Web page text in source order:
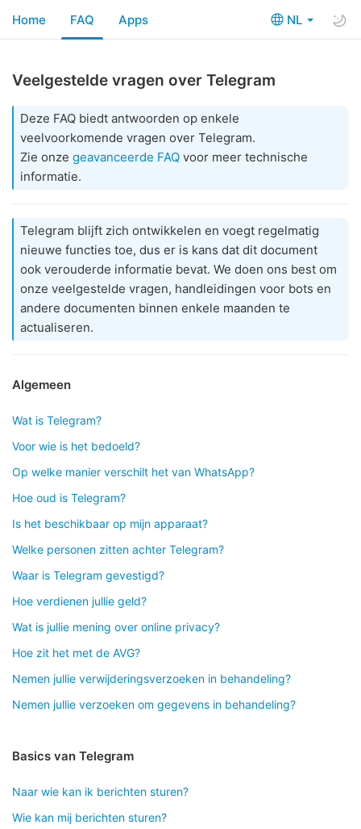
NL
Home FAQ Apps
Veelgestelde vragen over Telegram
Deze FAQ biedt antwoorden op enkele
veelvoorkomende vragen over Telegram.
Zie onze geavanceerde FAQ voor meer technische
informatie.
Telegram blijft zich ontwikkelen en voegt regelmatig
nieuwe functies toe, dus er is kans dat dit document
ook verouderde informatie bevat. We doen ons best om
onze veelgestelde vragen, handleidingen voor bots en
andere documenten binnen enkele maanden te
actualiseren.
Algemeen
Wat is Telegram?
Voor wie is het bedoeld?
Op welke manier verschilt het van WhatsApp?
Hoe oud is Telegram?
Is het beschikbaar op mijn apparaat?
Welke personen zitten achter Telegram?
Waar is Telegram gevestigd?
Hoe verdienen jullie geld?
Wat is jullie mening over online privacy?
Hoe zit het met de AVG?
Nemen jullie verwijderingsverzoeken in behandeling?
Nemen jullie verzoeken om gegevens in behandeling?
Basics van Telegram
Naar wie kan ik berichten sturen?
Wie kan mij berichten sturen?